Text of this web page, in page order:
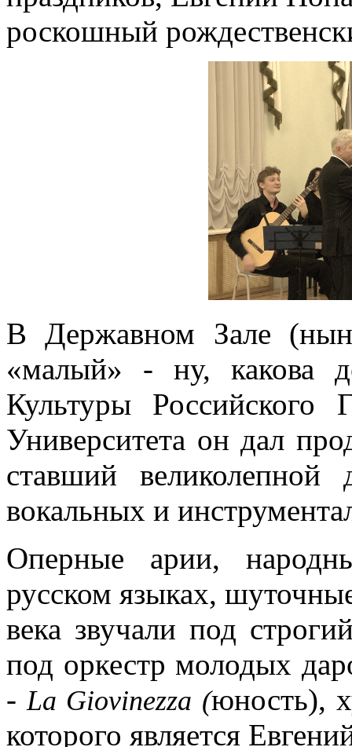
роскошный
В Державном Зале
«малый» - ну, какова
Культуры Российского
Университета он дал
ставший великолепной
вокальных и
Оперные арии,
русском языках,
века звучали под
под оркестр молодых
- La Giovinezza (юность),
которого является